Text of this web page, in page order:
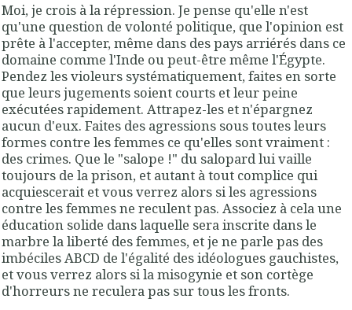
Moi, je crois à la répression. Je pense qu'elle n'est
qu'une question de volonté politique, que l'opinion est
prête à l'accepter, même dans des pays arriérés dans ce
domaine comme l'Inde ou peut-être même l'Égypte.
Pendez les violeurs systématiquement, faites en sorte
que leurs jugements soient courts et leur peine
exécutées rapidement. Attrapez-les et n'épargnez
aucun d'eux. Faites des agressions sous toutes leurs
formes contre les femmes ce qu'elles sont vraiment :
des crimes. Que le "salope !" du salopard lui vaille
toujours de la prison, et autant à tout complice qui
acquiescerait et vous verrez alors si les agressions
contre les femmes ne reculent pas. Associez à cela une
éducation solide dans laquelle sera inscrite dans le
marbre la liberté des femmes, et je ne parle pas des
imbéciles ABCD de l'égalité des idéologues gauchistes,
et vous verrez alors si la misogynie et son cortège
d'horreurs ne reculera pas sur tous les fronts.